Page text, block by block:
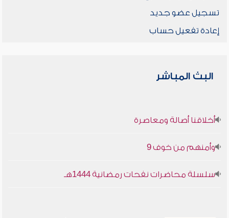
تسجيل عضو جديد
إعادة تفعيل حساب
البث المباشر
أخلاقنا أصالة ومعاصرة
وأمنهم من خوف 9
سلسلة محاضرات نفحات رمضانية 1444هـ